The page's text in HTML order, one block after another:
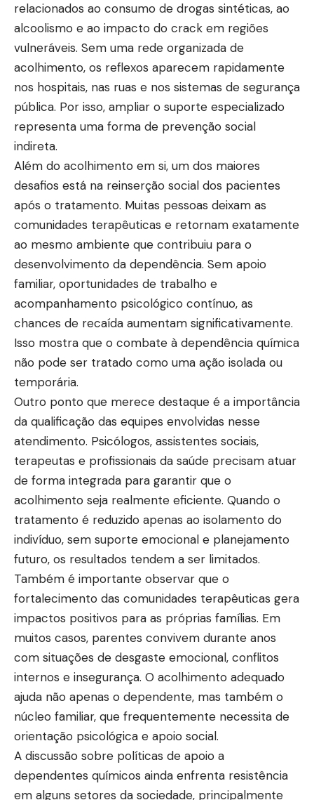
relacionados ao consumo de drogas sintéticas, ao
alcoolismo e ao impacto do crack em regiões
vulneráveis. Sem uma rede organizada de
acolhimento, os reflexos aparecem rapidamente
nos hospitais, nas ruas e nos sistemas de segurança
pública. Por isso, ampliar o suporte especializado
representa uma forma de prevenção social
indireta.
Além do acolhimento em si, um dos maiores
desafios está na reinserção social dos pacientes
após o tratamento. Muitas pessoas deixam as
comunidades terapêuticas e retornam exatamente
ao mesmo ambiente que contribuiu para o
desenvolvimento da dependência. Sem apoio
familiar, oportunidades de trabalho e
acompanhamento psicológico contínuo, as
chances de recaída aumentam significativamente.
Isso mostra que o combate à dependência química
não pode ser tratado como uma ação isolada ou
temporária.
Outro ponto que merece destaque é a importância
da qualificação das equipes envolvidas nesse
atendimento. Psicólogos, assistentes sociais,
terapeutas e profissionais da saúde precisam atuar
de forma integrada para garantir que o
acolhimento seja realmente eficiente. Quando o
tratamento é reduzido apenas ao isolamento do
indivíduo, sem suporte emocional e planejamento
futuro, os resultados tendem a ser limitados.
Também é importante observar que o
fortalecimento das comunidades terapêuticas gera
impactos positivos para as próprias famílias. Em
muitos casos, parentes convivem durante anos
com situações de desgaste emocional, conflitos
internos e insegurança. O acolhimento adequado
ajuda não apenas o dependente, mas também o
núcleo familiar, que frequentemente necessita de
orientação psicológica e apoio social.
A discussão sobre políticas de apoio a
dependentes químicos ainda enfrenta resistência
em alguns setores da sociedade, principalmente